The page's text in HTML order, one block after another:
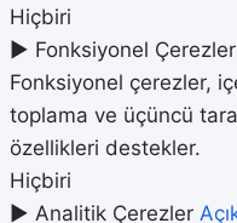
Hiçbiri
► Fonksiyonel Çerezler
Fonksiyonel çerezler,
toplama ve üçüncü
özellikleri destekler.
Hiçbiri
► Analitik Çerezler